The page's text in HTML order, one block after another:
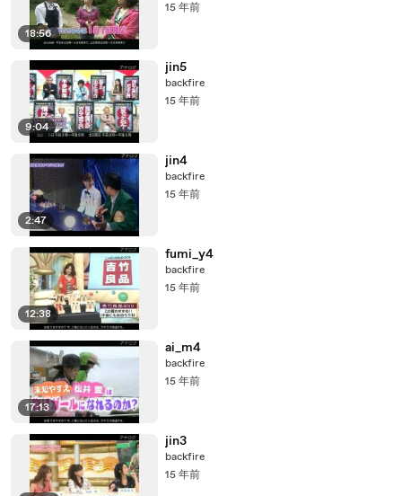
18:56
15 年前
9:04
jin5
backfire
15 年前
2:47
jin4
backfire
15 年前
12:38
fumi_y4
backfire
15 年前
17:13
ai_m4
backfire
15 年前
jin3
backfire
15 年前